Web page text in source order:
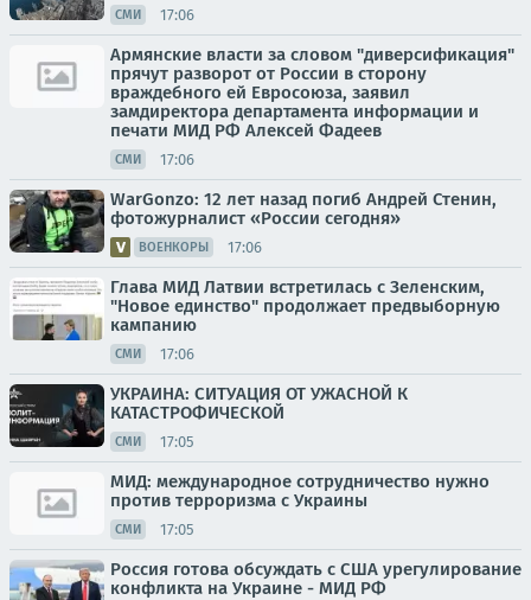
СМИ 17:06
Армянские власти за словом "диверсификация"
прячут разворот от России в сторону
враждебного ей Евросоюза, заявил
замдиректора департамента информации и
печати МИД РФ Алексей Фадеев
СМИ 17:06
WarGonzo: 12 лет назад погиб Андрей Стенин,
фотожурналист «России сегодня»
ВОЕНКОРЫ 17:06
Глава МИД Латвии встретилась с Зеленским,
"Новое единство" продолжает предвыборную
кампанию
СМИ 17:06
УКРАИНА: СИТУАЦИЯ ОТ УЖАСНОЙ К
КАТАСТРОФИЧЕСКОЙ
СМИ 17:05
МИД: международное сотрудничество нужно
против терроризма с Украины
СМИ 17:05
Россия готова обсуждать с США урегулирование
конфликта на Украине - МИД РФ